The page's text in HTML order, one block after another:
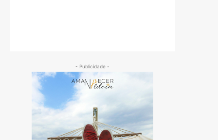
- Publicidade -